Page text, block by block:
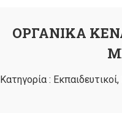
ΟΡΓΑΝΙΚΑ
Κατηγορία : Εκπαιδευτικοί,